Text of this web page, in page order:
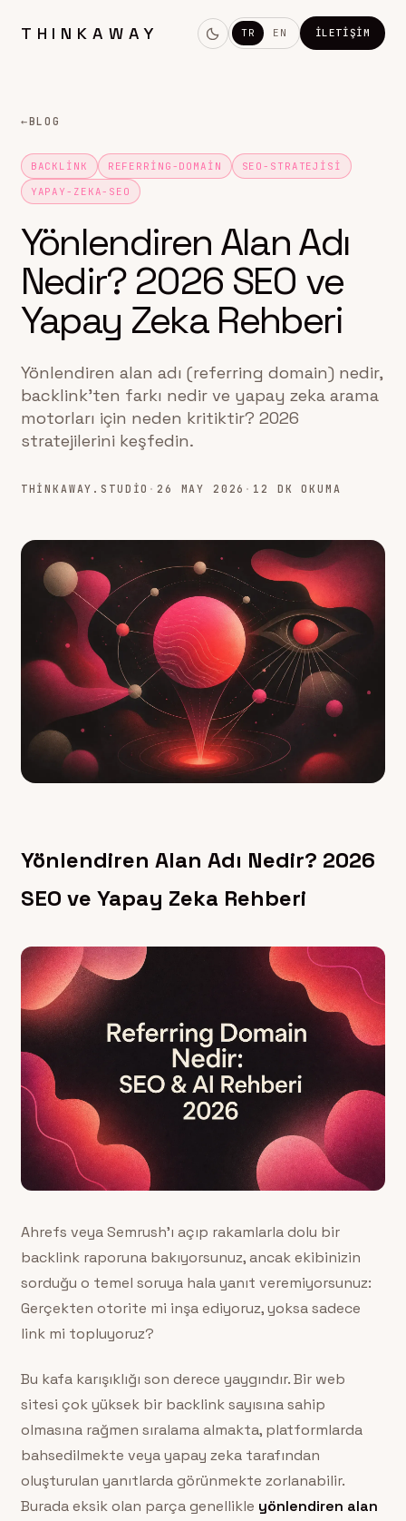
THINKAWAY TR EN İLETIŞIM
←BLOG
BACKLINK REFERRING-DOMAIN
SEO-STRATEJISI
YAPAY-ZEKA-SEO
Yönlendiren Alan Adı
Nedir? 2026 SEO ve
Yapay Zeka Rehberi
Yönlendiren alan adı (referring domain) nedir,
backlink'ten farkı nedir ve yapay zeka arama
motorları için neden kritiktir? 2026
stratejilerini keşfedin.
THINKAWAY.STUDIO ·26 MAY 2026 · 12 DK OKUMA
Yönlendiren Alan Adı Nedir? 2026
SEO ve Yapay Zeka Rehberi
Ahrefs veya Semrush’ı açıp rakamlarla dolu bir
backlink raporuna bakıyorsunuz, ancak ekibinizin
sorduğu o temel soruya hala yanıt veremiyorsunuz:
Gerçekten otorite mi inşa ediyoruz, yoksa sadece
link mi topluyoruz?
Bu kafa karışıklığı son derece yaygındır. Bir web
sitesi çok yüksek bir backlink sayısına sahip
olmasına rağmen sıralama almakta, platformlarda
bahsedilmekte veya yapay zeka tarafından
oluşturulan yanıtlarda görünmekte zorlanabilir.
Burada eksik olan parça genellikle yönlendiren alan